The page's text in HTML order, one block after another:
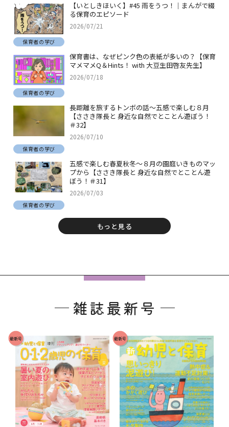
【いとしきほいく】#45 雨をうつ！｜まんがで綴
る保育のエピソード
2026/07/21
保育者の学び
保育書は、なぜピンク色の表紙が多いの？【保育
マメマメQ＆Hints！ with 大豆生田啓友先生】
2026/07/18
保育者の学び
長距離を旅するトンボの話～五感で楽しむ８月
【ささき隊長と 身近な自然でとことん遊ぼう！
＃32】
2026/07/10
保育者の学び
五感で楽しむ春夏秋冬～８月の園庭いきものマッ
プから【ささき隊長と 身近な自然でとことん遊
ぼう！＃31】
2026/07/03
保育者の学び
もっと見る
雑誌最新号
最新号 最新号